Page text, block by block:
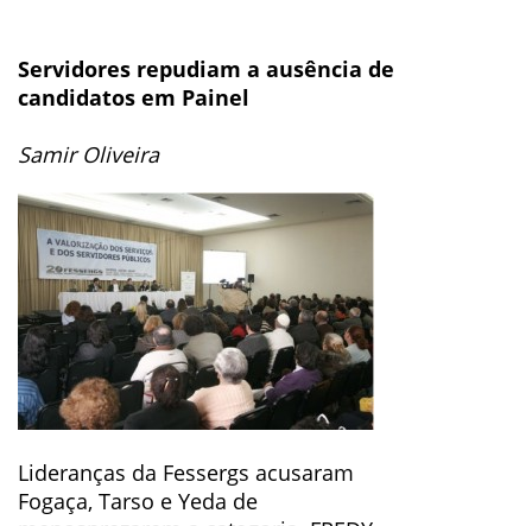
Servidores repudiam a ausência de
candidatos em Painel
Samir Oliveira
Lideranças da Fessergs acusaram
Fogaça, Tarso e Yeda de